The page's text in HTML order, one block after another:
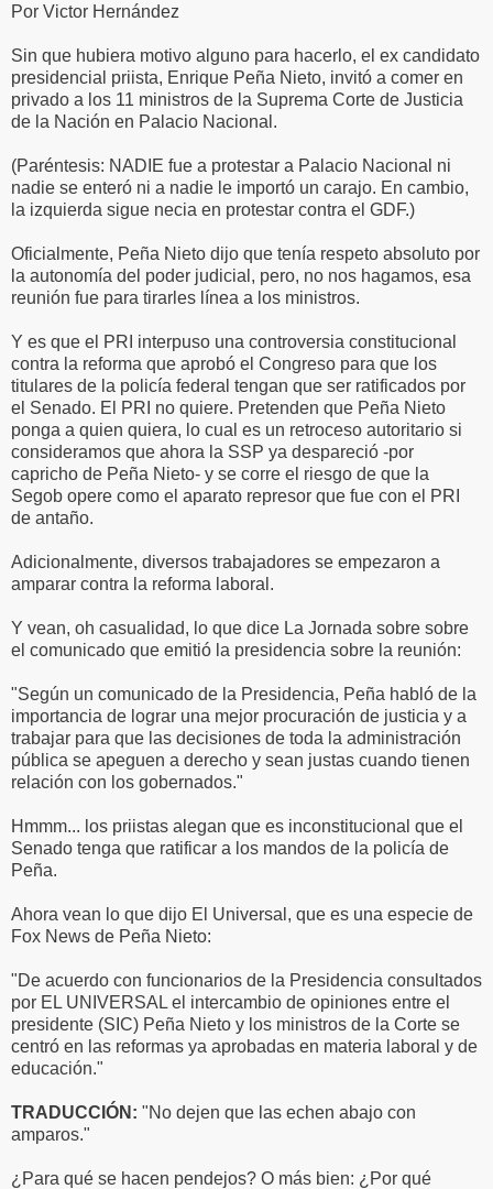
Por Victor Hernández
Sin que hubiera motivo alguno para hacerlo, el ex candidato
presidencial priista, Enrique Peña Nieto, invitó a comer en
privado a los 11 ministros de la Suprema Corte de Justicia
de la Nación en Palacio Nacional.
(Paréntesis: NADIE fue a protestar a Palacio Nacional ni
nadie se enteró ni a nadie le importó un carajo. En cambio,
la izquierda sigue necia en protestar contra el GDF.)
Oficialmente, Peña Nieto dijo que tenía respeto absoluto por
la autonomía del poder judicial, pero, no nos hagamos, esa
reunión fue para tirarles línea a los ministros.
Y es que el PRI interpuso una controversia constitucional
contra la reforma que aprobó el Congreso para que los
titulares de la policía federal tengan que ser ratificados por
el Senado. El PRI no quiere. Pretenden que Peña Nieto
ponga a quien quiera, lo cual es un retroceso autoritario si
consideramos que ahora la SSP ya despareció -por
capricho de Peña Nieto- y se corre el riesgo de que la
Segob opere como el aparato represor que fue con el PRI
de antaño.
Adicionalmente, diversos trabajadores se empezaron a
amparar contra la reforma laboral.
Y vean, oh casualidad, lo que dice La Jornada sobre sobre
el comunicado que emitió la presidencia sobre la reunión:
"Según un comunicado de la Presidencia, Peña habló de la
importancia de lograr una mejor procuración de justicia y a
trabajar para que las decisiones de toda la administración
pública se apeguen a derecho y sean justas cuando tienen
relación con los gobernados."
Hmmm... los priistas alegan que es inconstitucional que el
Senado tenga que ratificar a los mandos de la policía de
Peña.
Ahora vean lo que dijo El Universal, que es una especie de
Fox News de Peña Nieto:
"De acuerdo con funcionarios de la Presidencia consultados
por EL UNIVERSAL el intercambio de opiniones entre el
presidente (SIC) Peña Nieto y los ministros de la Corte se
centró en las reformas ya aprobadas en materia laboral y de
educación."
TRADUCCIÓN: "No dejen que las echen abajo con
amparos."
¿Para qué se hacen pendejos? O más bien: ¿Por qué